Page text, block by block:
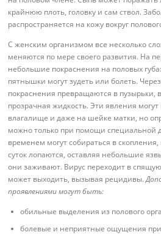
крайнюю плоть, головку и сам ствол.
распространяется на кожу вокруг
С женским организмом все несколько
меняются по мере своего развития. На
небольшие покраснения на половых
пятнышки могут зудеть или болеть.
покраснения превращаются в пузырьки,
прозрачная жидкость. Эти явления
влагалище и даже на шейке матки, но
можно только при помощи специальной
временем могут собираться в
суток лопаются, оставляя небольшие
они заживают. Вирус переходит в
может выходить, вызывая рецидивы.
проявлениями могут быть:
обильные выделения из полового
болевые и неприятные ощущения